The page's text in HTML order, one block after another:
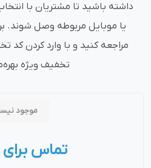
داشته باشید تا مشتریان با
مراجعه کنید و با وارد کردن کد
تخفیف ویژه
موجود
تماس